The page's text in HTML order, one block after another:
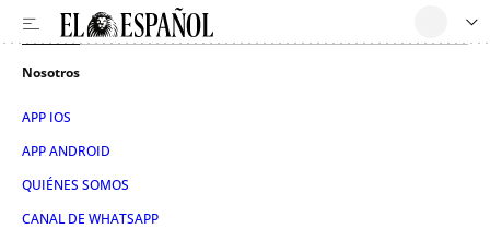
Nosotros
APP IOS
APP ANDROID
QUIÉNES SOMOS
CANAL DE WHATSAPP